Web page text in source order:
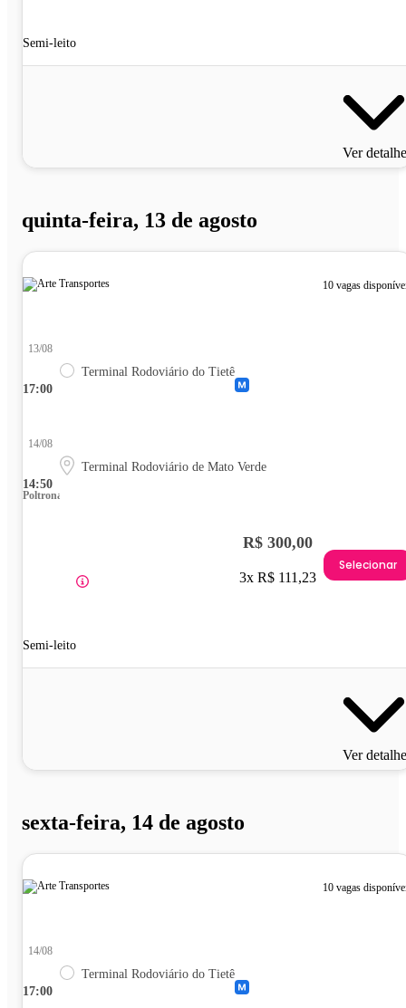
Semi-leito
Ver
quinta-feira, 13 de agosto
10 vagas
17:00
13/08
Terminal Rodoviário do Tietê
14:50
14/08
Terminal Rodoviário de Mato Verde
Poltrona
Semi-leito
R$ 300,00
3x R$ 111,23
Selecionar
Ver
sexta-feira, 14 de agosto
10 vagas
17:00
14/08
Terminal Rodoviário do Tietê